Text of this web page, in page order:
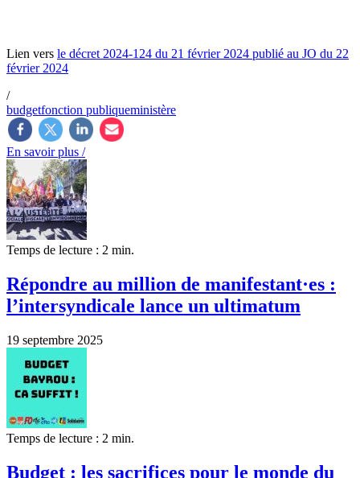
Lien vers le décret 2024-124 du 21 février 2024 publié au JO du 22
février 2024
/
budgetfonction publiqueministère
En savoir plus /
Temps de lecture : 2 min.
Répondre au million de manifestant·es :
l’intersyndicale lance un ultimatum
19 septembre 2025
Temps de lecture : 2 min.
Budget : les sacrifices pour le monde du